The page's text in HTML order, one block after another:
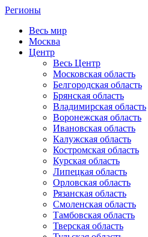
Регионы
Весь мир
Москва
Центр
Весь Центр
Московская область
Белгородская область
Брянская область
Владимирская область
Воронежская область
Ивановская область
Калужская область
Костромская область
Курская область
Липецкая область
Орловская область
Рязанская область
Смоленская область
Тамбовская область
Тверская область